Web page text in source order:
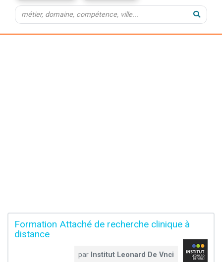
Formation Attaché de recherche clinique à
distance
par Institut Leonard De Vnci